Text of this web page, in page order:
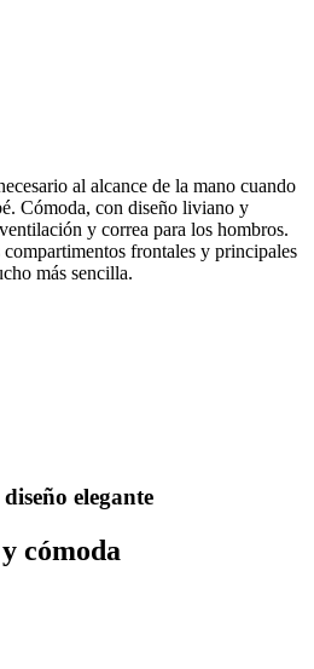
al alcance de la mano cuando
Cómoda, con diseño liviano y
y correa para los hombros.
frontales y principales
más sencilla.
elegante
cómoda